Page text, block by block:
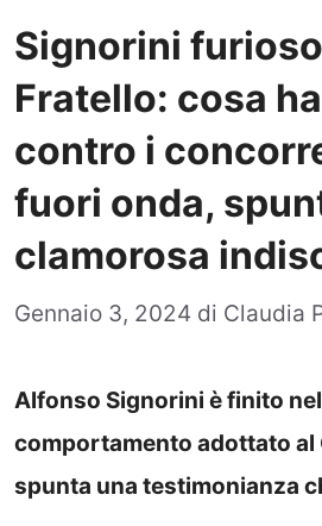
Signorini
Fratello: cosa
contro i
fuori onda,
clamorosa
Gennaio 3, 2024 di Claudia
Alfonso Signorini è finito
comportamento adottato al
spunta una testimonianza